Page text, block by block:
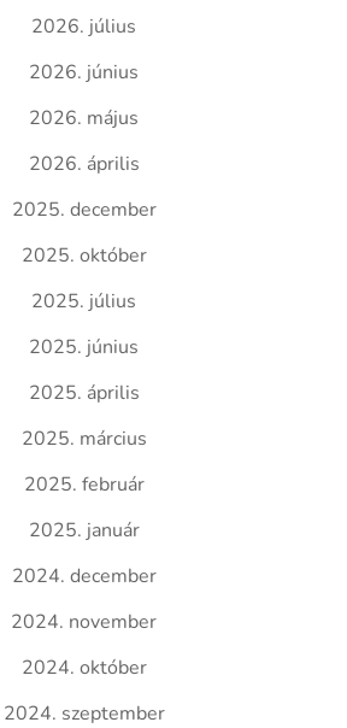
2026. július
2026. június
2026. május
2026. április
2025. december
2025. október
2025. július
2025. június
2025. április
2025. március
2025. február
2025. január
2024. december
2024. november
2024. október
2024. szeptember